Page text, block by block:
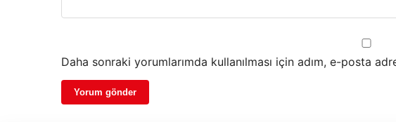
Daha sonraki yorumlarımda kullanılması için adım, e-posta